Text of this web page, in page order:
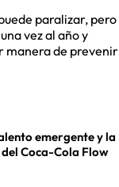
paralizar, pero
vez al año y
manera de prevenir
emergente y la
Coca-Cola Flow